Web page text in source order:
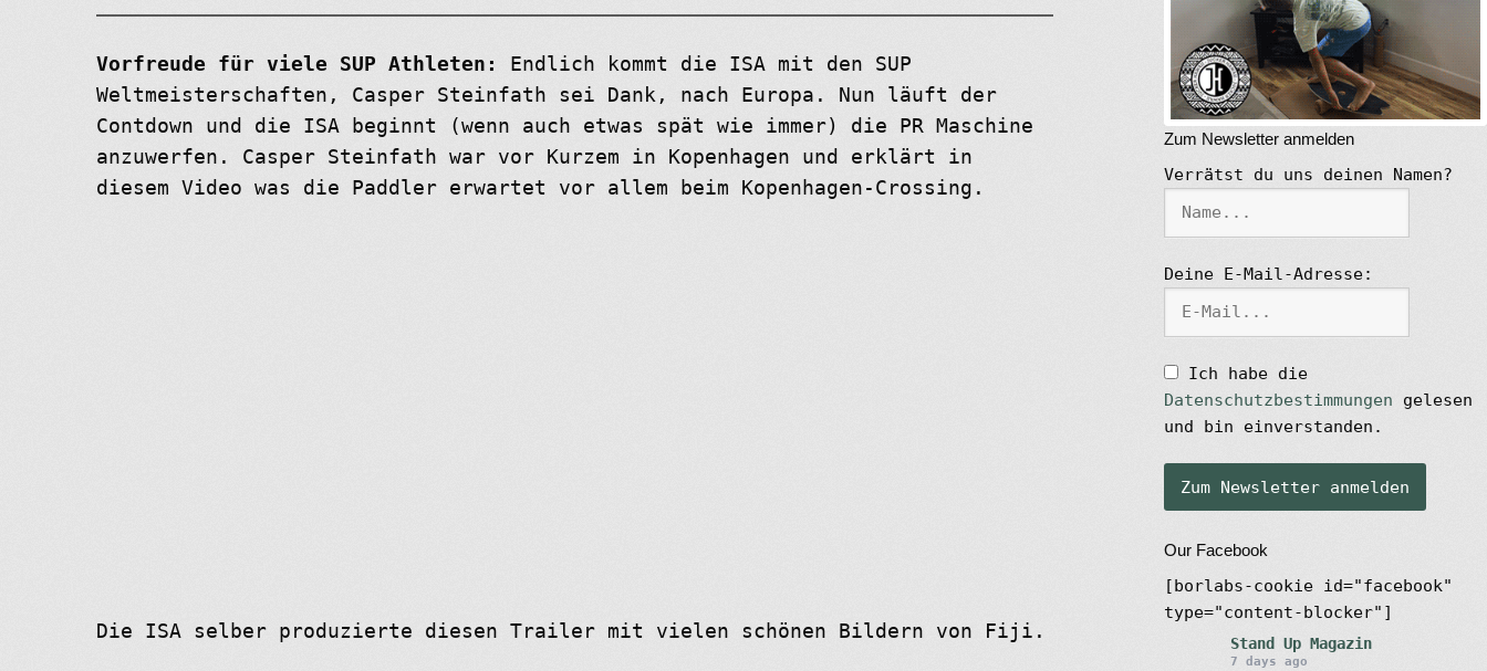
Zum Newsletter anmelden
Verrätst du uns deinen Namen?
Deine E-Mail-Adresse:
Ich habe die
Datenschutzbestimmungen gelesen
und bin einverstanden.
Our Facebook
[borlabs-cookie id="facebook"
type="content-blocker"]
Stand Up Magazin
7 days ago
Vorfreude für viele SUP Athleten:
Endlich kommt die ISA mit den SUP
Weltmeisterschaften, Casper Steinfath sei Dank, nach Europa. Nun läuft der
Contdown und die ISA beginnt (wenn auch etwas spät wie immer) die PR Maschine
anzuwerfen. Casper Steinfath war vor Kurzem in Kopenhagen und erklärt in
diesem Video was die Paddler erwartet vor allem beim Kopenhagen-Crossing.
Die ISA selber produzierte diesen Trailer mit vielen schönen Bildern von Fiji.